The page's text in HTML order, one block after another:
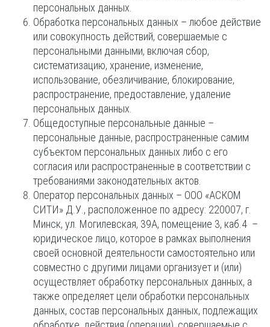
персональных данных.
Обработка персональных данных – любое действие
или совокупность действий, совершаемые с
персональными данными, включая сбор,
систематизацию, хранение, изменение,
использование, обезличивание, блокирование,
распространение, предоставление, удаление
персональных данных.
Общедоступные персональные данные –
персональные данные, распространенные самим
субъектом персональных данных либо с его
согласия или распространенные в соответствии с
требованиями законодательных актов.
Оператор персональных данных – ООО «АСКОМ
СИТИ» Д.У., расположенное по адресу: 220007, г.
Минск, ул. Могилевская, 39А, помещение 3, каб.4 –
юридическое лицо, которое в рамках выполнения
своей основной деятельности самостоятельно или
совместно с другими лицами организует и (или)
осуществляет обработку персональных данных, а
также определяет цели обработки персональных
данных, состав персональных данных, подлежащих